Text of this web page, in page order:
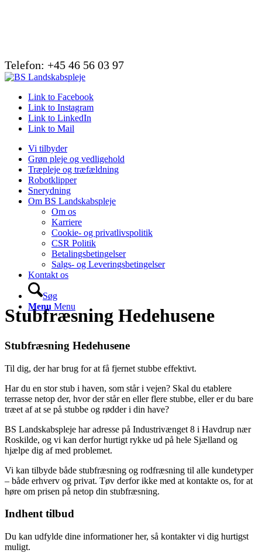
Telefon: +45 46 56 03 97
Link to Facebook
Link to Instagram
Link to LinkedIn
Link to Mail
Vi tilbyder
Grøn pleje og vedligehold
Træpleje og træfældning
Robotklipper
Snerydning
Om BS Landskabspleje
Om os
Karriere
Cookie- og privatlivspolitik
CSR Politik
Betalingsbetingelser
Salgs- og Leveringsbetingelser
Kontakt os
Søg
Menu Menu
Stubfræsning Hedehusene
Stubfræsning Hedehusene
Til dig, der har brug for at få fjernet stubbe effektivt.
Har du en stor stub i haven, som står i vejen? Skal du etablere
terrasse netop der, hvor der står en eller flere stubbe, eller er du bare
træet af at se på stubbe og rødder i din have?
BS Landskabspleje har adresse på Industrivænget 8 i Havdrup nær
Roskilde, og vi kan derfor hurtigt rykke ud på hele Sjælland og
hjælpe dig af med problemet.
Vi kan tilbyde både stubfræsning og rodfræsning til alle kundetyper
– både erhverv og privat. Tøv derfor ikke med at kontakte os, for at
høre om prisen på netop din stubfræsning.
Indhent tilbud
Du kan udfylde dine informationer her, så kontakter vi dig hurtigst
muligt.